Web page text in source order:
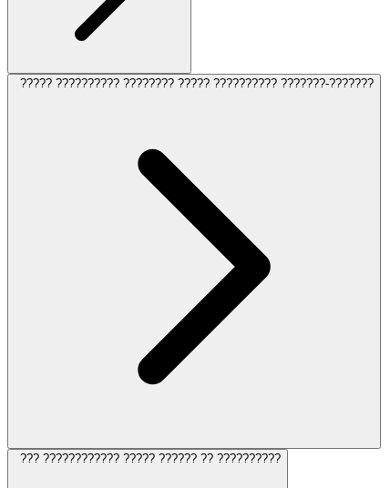
????? ?????????? ???????? ????? ?????????? ???????-???????
??? ???????????? ????? ?????? ?? ??????????